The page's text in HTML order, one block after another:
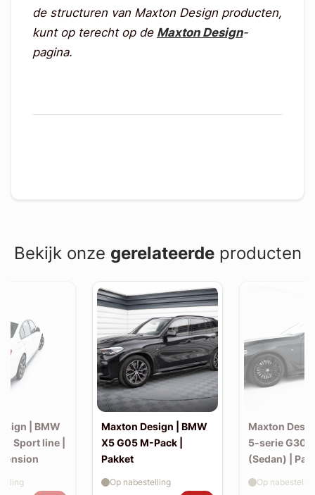
de structuren van Maxton Design producten,
kunt op terecht op de Maxton Design-
pagina.
Bekijk onze gerelateerdeproducten
| BMW
Sport line |
Maxton Design | BMW
X5 G05 M-Pack |
Pakket
Op nabestelling
Maxton
5-serie G30
(Sedan) |
Op